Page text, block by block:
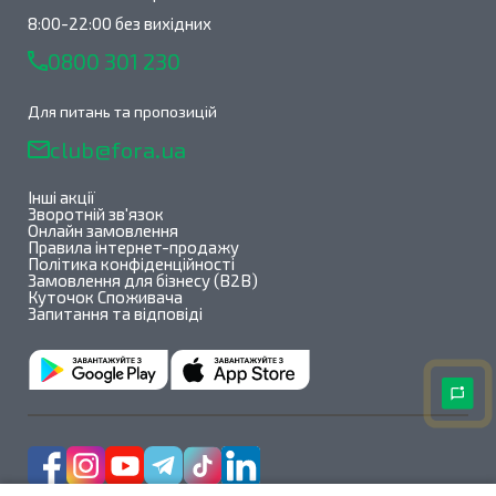
8:00-22:00 без вихідних
0800 301 230
Для питань та пропозицій
club@fora.ua
Інші акції
Зворотній зв'язок
Онлайн замовлення
Правила інтернет-продажу
Політика конфіденційності
Замовлення для бізнесу (B2B)
Куточок Споживача
Запитання та відповіді